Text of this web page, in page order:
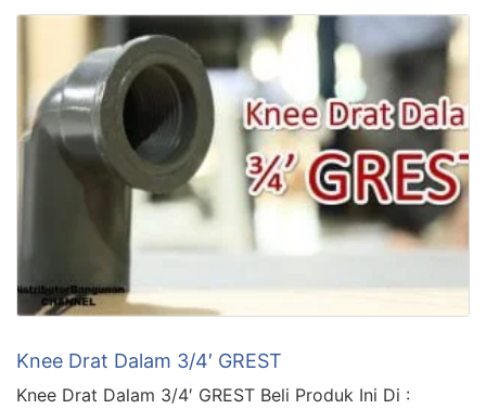
Knee Drat Dalam 3/4′ GREST
Knee Drat Dalam 3/4′ GREST Beli Produk Ini Di :